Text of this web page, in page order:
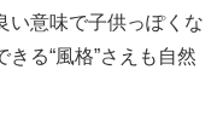
い意味で子供っぽくな
る“風格”さえも自然